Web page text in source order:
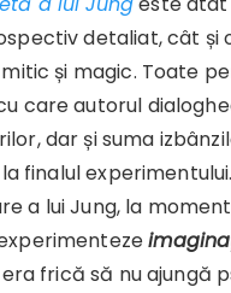
detaliat, cât și
și magic. Toate
care autorul
dar și suma
finalul
a lui Jung, la
frică să nu ajungă